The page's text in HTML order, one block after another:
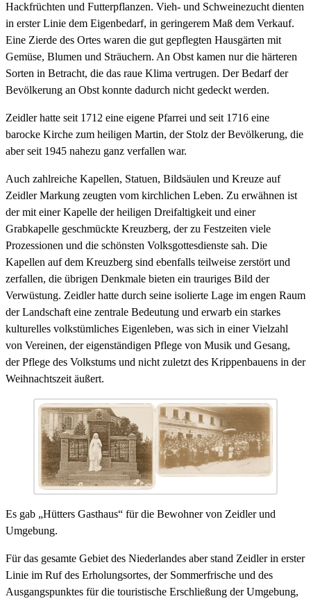
Hackfrüchten und Futterpflanzen. Vieh- und Schweinezucht dienten
in erster Linie dem Eigenbedarf, in geringerem Maß dem Verkauf.
Eine Zierde des Ortes waren die gut gepflegten Hausgärten mit
Gemüse, Blumen und Sträuchern. An Obst kamen nur die härteren
Sorten in Betracht, die das raue Klima vertrugen. Der Bedarf der
Bevölkerung an Obst konnte dadurch nicht gedeckt werden.
Zeidler hatte seit 1712 eine eigene Pfarrei und seit 1716 eine
barocke Kirche zum heiligen Martin, der Stolz der Bevölkerung, die
aber seit 1945 nahezu ganz verfallen war.
Auch zahlreiche Kapellen, Statuen, Bildsäulen und Kreuze auf
Zeidler Markung zeugten vom kirchlichen Leben. Zu erwähnen ist
der mit einer Kapelle der heiligen Dreifaltigkeit und einer
Grabkapelle geschmückte Kreuzberg, der zu Festzeiten viele
Prozessionen und die schönsten Volksgottesdienste sah. Die
Kapellen auf dem Kreuzberg sind ebenfalls teilweise zerstört und
zerfallen, die übrigen Denkmale bieten ein trauriges Bild der
Verwüstung. Zeidler hatte durch seine isolierte Lage im engen Raum
der Landschaft eine zentrale Bedeutung und erwarb ein starkes
kulturelles volkstümliches Eigenleben, was sich in einer Vielzahl
von Vereinen, der eigenständigen Pflege von Musik und Gesang,
der Pflege des Volkstums und nicht zuletzt des Krippenbauens in der
Weihnachtszeit äußert.
Es gab „Hütters Gasthaus“ für die Bewohner von Zeidler und
Umgebung.
Für das gesamte Gebiet des Niederlandes aber stand Zeidler in erster
Linie im Ruf des Erholungsortes, der Sommerfrische und des
Ausgangspunktes für die touristische Erschließung der Umgebung,